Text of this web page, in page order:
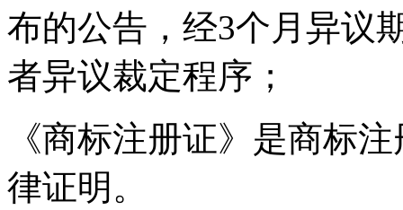
布的公告，经3个月异议
者异议裁定程序；
《商标注册证》是商标
律证明。